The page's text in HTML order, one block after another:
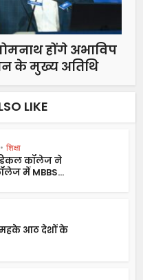
होंगे अभाविप
के मुख्य अतिथि
LIKE
• शिक्षा
कॉलेज ने
में MBBS...
महके आठ देशों के